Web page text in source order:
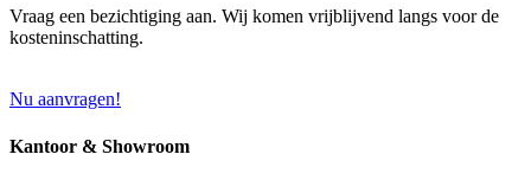
Vraag een bezichtiging aan. Wij komen vrijblijvend langs voor de
kosteninschatting.
Nu aanvragen!
Kantoor & Showroom